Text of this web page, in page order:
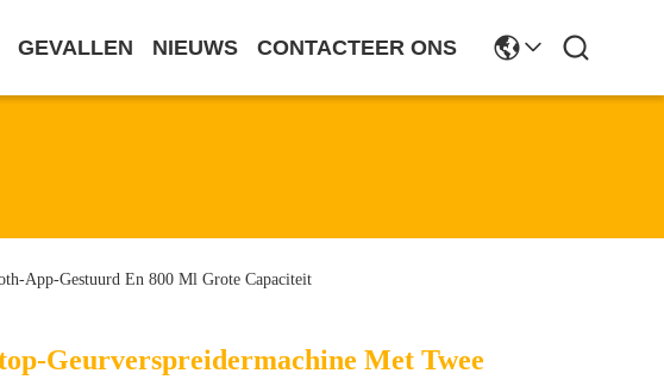
GEVALLEN NIEUWS CONTACTEER ONS
App-Gestuurd En 800 Ml Grote Capaciteit
Geurverspreidermachine Met Twee